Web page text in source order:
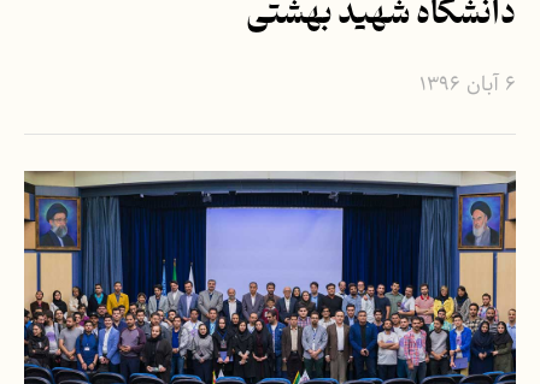
دانشگاه شهید بهشتی
۶ آبان ۱۳۹۶